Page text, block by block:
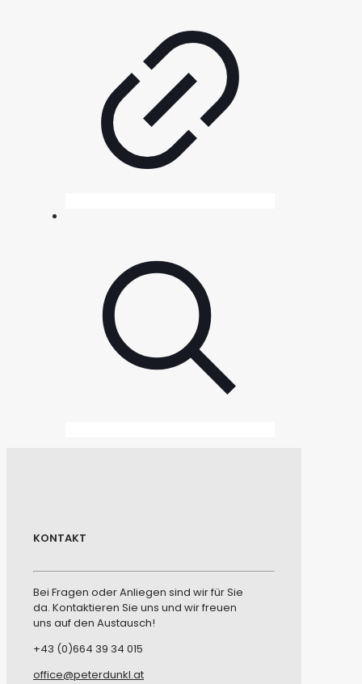
KONTAKT
Bei Fragen oder Anliegen sind wir für Sie
da. Kontaktieren Sie uns und wir freuen
uns auf den Austausch!
+43 (0)664 39 34 015
office@peterdunkl.at